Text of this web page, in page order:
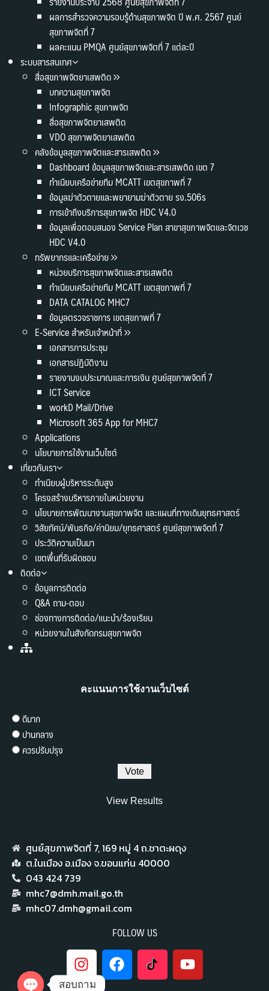
ผลการสำรวจความรอบรู้ด้านสุขภาพจิต ปี พ.ศ. 2567 ศูนย์
สุขภาพจิตที่ 7
ผลคะแนน PMQA ศูนย์สุขภาพจิตที่ 7 แต่ละปี
ระบบสารสนเทศ
สื่อสุขภาพจิตยาเสพติด
บทความสุขภาพจิต
Infographic สุขภาพจิต
สื่อสุขภาพจิตยาเสพติด
VDO สุขภาพจิตยาเสพติด
คลังข้อมูลสุขภาพจิตและสารเสพติด
Dashboard ข้อมูลสุขภาพจิตและสารเสพติด เขต 7
ทำเนียบเครือข่ายทีม MCATT เขตสุขภาพที่ 7
ข้อมูลฆ่าตัวตายและพยายามฆ่าตัวตาย รง.506s
การเข้าถึงบริการสุขภาพจิต HDC V4.0
ข้อมูลเพื่อตอบสนอง Service Plan สาขาสุขภาพจิตและจิตเวช
HDC V4.0
ทรัพยากรและเครือข่าย
หน่วยบริการสุขภาพจิตและสารเสพติด
ทำเนียบเครือข่ายทีม MCATT เขตสุขภาพที่ 7
DATA CATALOG MHC7
ข้อมูลตรวจราชการ เขตสุขภาพที่ 7
E-Service สำหรับเจ้าหน้าที่
เอกสารการประชุม
เอกสารปฏิบัติงาน
รายงานงบประมาณและการเงิน ศูนย์สุขภาพจิตที่ 7
ICT Service
workD Mail/Drive
Microsoft 365 App for MHC7
Applications
นโยบายการใช้งานเว็บไซต์
เกี่ยวกับเรา
ทำเนียบผู้บริหารระดับสูง
โครงสร้างบริหารภายในหน่วยงาน
นโยบายการพัฒนางานสุขภาพจิต และแผนที่ทางเดินยุทธศาสตร์
วิสัยทัศน์/พันธกิจ/ค่านิยม/ยุทธศาสตร์ ศูนย์สุขภาพจิตที่ 7
ประวัติความเป็นมา
เขตพื้นที่รับผิดชอบ
ติดต่อ
ข้อมูลการติดต่อ
Q&A ถาม-ตอบ
ช่องทางการติดต่อ/แนะนำ/ร้องเรียน
หน่วยงานในสังกัดกรมสุขภาพจิต
คะแนนการใช้งานเว็บไซต์
ดีมาก
ปานกลาง
ควรปรับปรุง
View Results
ศูนย์สุขภาพจิตที่ 7,​ 169 หมู่ 4 ถ.ชาตะผดุง
ต.ในเมือง อ.เมือง จ.ขอนแก่น 40000
043 424 739
mhc7@dmh.mail.go.th
mhc07.dmh@gmail.com
FOLLOW US
สอบถาม